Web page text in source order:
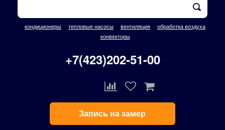
кондиционеры тепловые насосы вентиляция
обработка воздуха
конвекторы
+7(423)202-51-00
Запись на замер